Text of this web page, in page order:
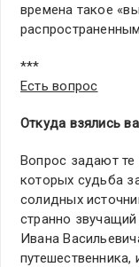
времена такое
***
Есть вопрос
Откуда взялись
Вопрос задают те
которых судьба
солидных
странно
Ивана